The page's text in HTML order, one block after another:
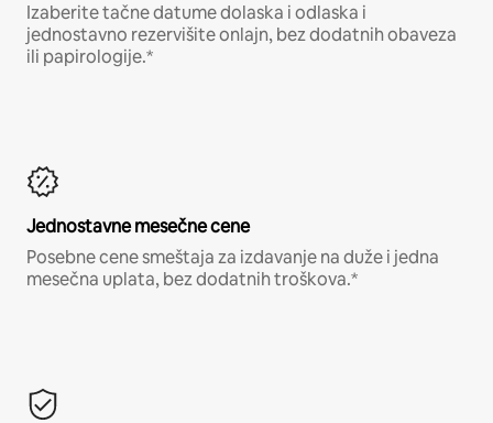
Izaberite tačne datume dolaska i odlaska i
jednostavno rezervišite onlajn, bez dodatnih obaveza
ili papirologije.*
Jednostavne mesečne cene
Posebne cene smeštaja za izdavanje na duže i jedna
mesečna uplata, bez dodatnih troškova.*